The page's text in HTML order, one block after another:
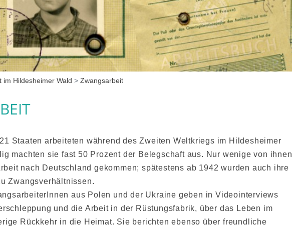
im Hildesheimer Wald > Zwangsarbeit
Staaten arbeiteten während des Zweiten Weltkriegs im Hildesheimer
machten sie fast 50 Prozent der Belegschaft aus. Nur wenige von ihnen
nach Deutschland gekommen; spätestens ab 1942 wurden auch ihre
Zwangsverhältnissen.
aus Polen und der Ukraine geben in Videointerviews
und die Arbeit in der Rüstungsfabrik, über das Leben im
Rückkehr in die Heimat. Sie berichten ebenso über freundliche